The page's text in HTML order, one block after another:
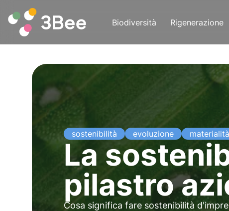
Biodiversità Rigenerazione
sostenibilità evoluzione materialità
La
pilastro
Cosa significa fare sostenibilità